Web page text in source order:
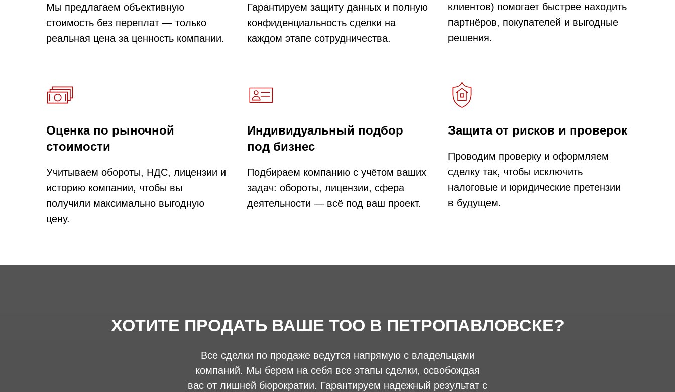
Мы предлагаем объективную
стоимость без переплат — только
реальная цена за ценность компании.
Гарантируем защиту данных и полную
конфиденциальность сделки на
каждом этапе сотрудничества.
клиентов) помогает быстрее находить
партнёров, покупателей и выгодные
решения.
Оценка по рыночной
стоимости
Учитываем обороты, НДС, лицензии и
историю компании, чтобы вы
получили максимально выгодную
цену.
Индивидуальный подбор
под бизнес
Подбираем компанию с учётом ваших
задач: обороты, лицензии, сфера
деятельности — всё под ваш проект.
Защита от рисков и проверок
Проводим проверку и оформляем
сделку так, чтобы исключить
налоговые и юридические претензии
в будущем.
ХОТИТЕ ПРОДАТЬ ВАШЕ ТОО В ПЕТРОПАВЛОВСКЕ?
Все сделки по продаже ведутся напрямую с владельцами
компаний. Мы берем на себя все этапы сделки, освобождая
вас от лишней бюрократии. Гарантируем надежный результат с